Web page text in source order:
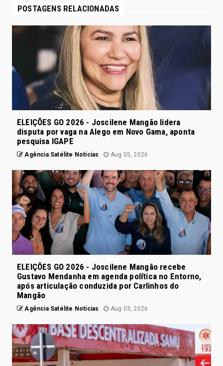
POSTAGENS RELACIONADAS
ELEIÇÕES GO 2026 - Joscilene Mangão lidera
disputa por vaga na Alego em Novo Gama, aponta
pesquisa IGAPE
Agência Satélite Notícias Aug 05, 2026
ELEIÇÕES GO 2026 - Joscilene Mangão recebe
Gustavo Mendanha em agenda política no Entorno,
após articulação conduzida por Carlinhos do
Mangão
Agência Satélite Notícias Aug 03, 2026